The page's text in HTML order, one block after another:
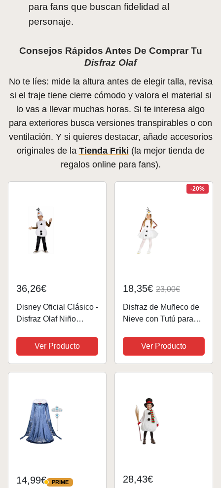
para fans que buscan fidelidad al
personaje.
Consejos Rápidos Antes De Comprar Tu
Disfraz Olaf
No te líes: mide la altura antes de elegir talla, revisa
si el traje tiene cierre cómodo y valora el material si
lo vas a llevar muchas horas. Si te interesa algo
para exteriores busca versiones transpirables o con
ventilación. Y si quieres destacar, añade accesorios
originales de la Tienda Friki (la mejor tienda de
regalos online para fans).
36,26€
Disney Oficial Clásico -
Disfraz Olaf Niño
Frozen Niño, Disfraz
Olaf Niña, Disfraz
Muñeco de Nieve
Ver Producto
-20%
18,35€ 23,00€
Disfraz de Muñeco de
Nieve con Tutú para
Ver Producto
14,99€ PRIME
PRIME 28,43€